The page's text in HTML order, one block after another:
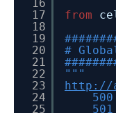
16
17
18
19
20
21
22
23
24
25
from
#
"""
http://